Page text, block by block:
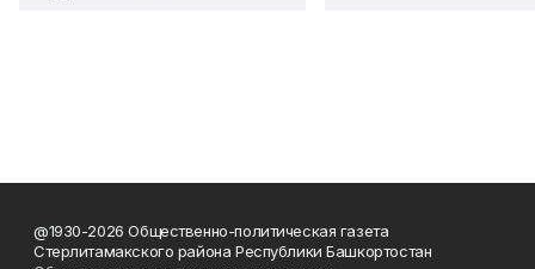
@1930-2026 Общественно-политическая газета
Стерлитамакского района Республики Башкортостан